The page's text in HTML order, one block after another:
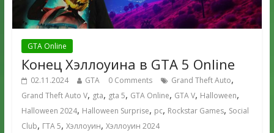
GTA Online
Конец Хэллоуина в GTA 5 Online
02.11.2024 GTA 0 Comments Grand Theft Auto,
Grand Theft Auto V, gta, gta 5, GTA Online, GTA V, Halloween,
Halloween 2024, Halloween Surprise, pc, Rockstar Games, Social
Club, ГТА 5, Хэллоуин, Хэллоуин 2024